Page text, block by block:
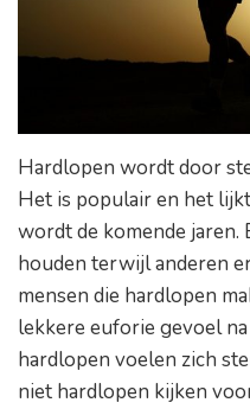
Hardlopen wordt door
Het is populair en het
wordt de komende jaren.
houden terwijl anderen
mensen die hardlopen
lekkere euforie gevoel
hardlopen voelen zich
niet hardlopen kijken